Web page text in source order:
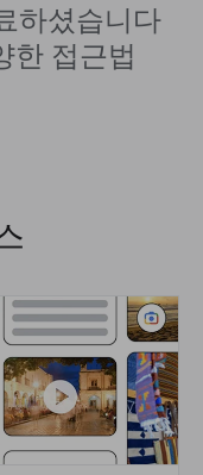
하셨습니다
한 접근법